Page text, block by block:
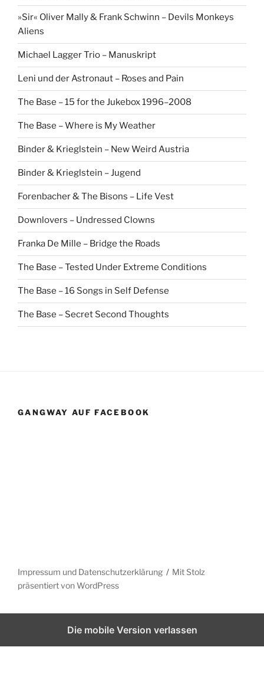
»Sir« Oliver Mally & Frank Schwinn – Devils Monkeys
Aliens
Michael Lagger Trio – Manuskript
Leni und der Astronaut – Roses and Pain
The Base – 15 for the Jukebox 1996–2008
The Base – Where is My Weather
Binder & Krieglstein – New Weird Austria
Binder & Krieglstein – Jugend
Forenbacher & The Bisons – Life Vest
Downlovers – Undressed Clowns
Franka De Mille – Bridge the Roads
The Base – Tested Under Extreme Conditions
The Base – 16 Songs in Self Defense
The Base – Secret Second Thoughts
GANGWAY AUF FACEBOOK
Impressum und Datenschutzerklärung
Mit Stolz
präsentiert von WordPress
Die mobile Version verlassen